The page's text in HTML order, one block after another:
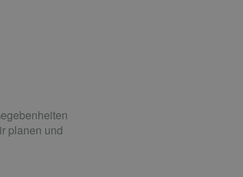
planen und